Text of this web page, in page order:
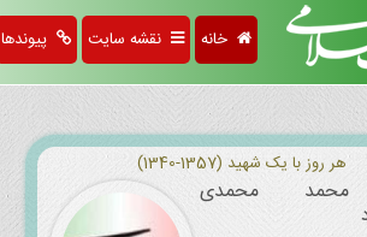
خانه نقشه سایت پیوندها
هر روز با یک شهید (1357-1340)
محمد محمدی